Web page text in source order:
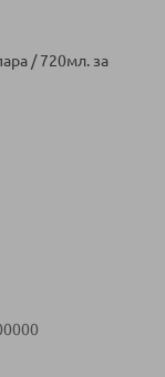
/ 720мл. за